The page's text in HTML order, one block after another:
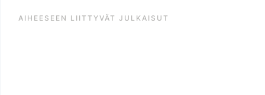
AIHEESEEN LIITTYVÄT JULKAISUT